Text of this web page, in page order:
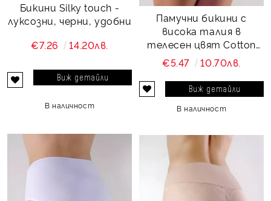
Бикини Silky touch -
луксозни, черни, удобни
€7.26
14.20лв.
Виж детайли
В наличност
Памучни бикини с
висока талия в
телесен цвят Cotton
comfort
€5.47 10.70лв.
Виж детайли
В наличност